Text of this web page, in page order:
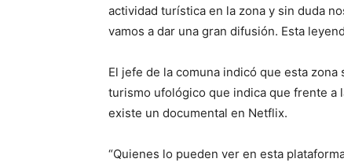
actividad turística en la zona y sin duda
vamos a dar una gran difusión. Esta
El jefe de la comuna indicó que esta
turismo ufológico que indica que frente a
existe un documental en Netflix.
“Quienes lo pueden ver en esta